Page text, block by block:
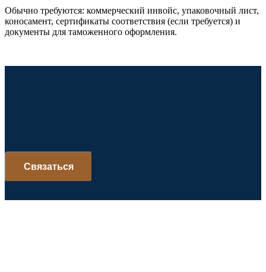
Обычно требуются: коммерческий инвойс, упаковочный лист,
коносамент, сертификаты соответствия (если требуется) и
документы для таможенного оформления.
Ваш
Связаться